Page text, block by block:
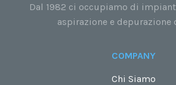
Dal 1982 ci occupiamo di
aspirazione e depurazione
COMPANY
Chi Siamo